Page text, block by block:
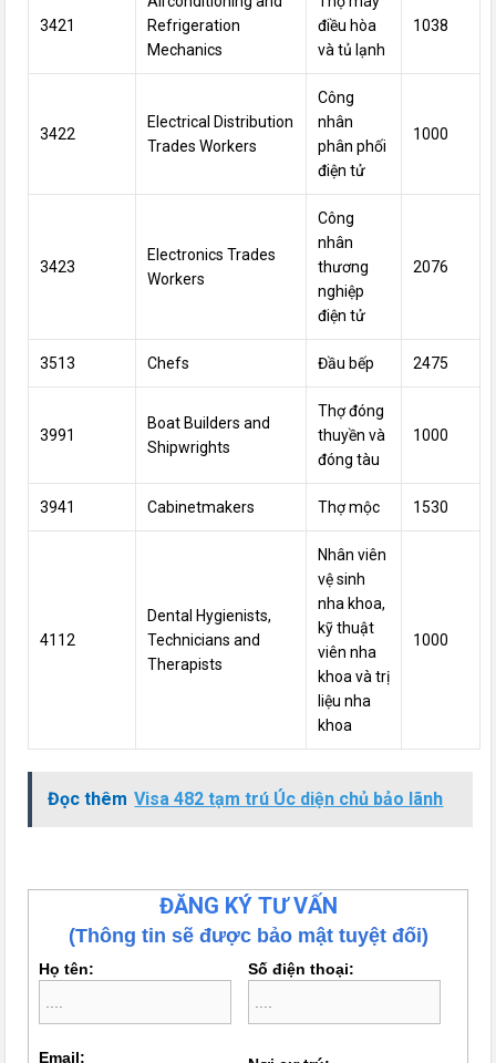
3421
Refrigeration
Mechanics
điều hòa
và tủ lạnh
1038
3422
Electrical Distribution
Trades Workers
Công
nhân
phân phối
điện tử
1000
3423
Electronics Trades
Workers
Công
nhân
thương
nghiệp
điện tử
2076
3513 Chefs Đầu bếp 2475
3991
Boat Builders and
Shipwrights
Thợ đóng
thuyền và
đóng tàu
1000
3941 Cabinetmakers Thợ mộc 1530
4112
Dental Hygienists,
Technicians and
Therapists
Nhân viên
vệ sinh
nha khoa,
kỹ thuật
viên nha
khoa và trị
liệu nha
khoa
1000
Đọc thêm Visa 482 tạm trú Úc diện chủ bảo lãnh
ĐĂNG KÝ TƯ VẤN
(Thông tin sẽ được bảo mật tuyệt đối)
Họ tên: Số điện thoại:
Email: